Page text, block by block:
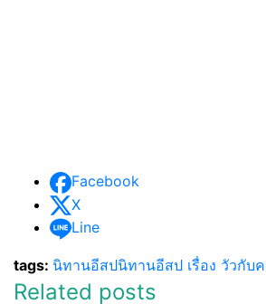
Facebook
X
Line
tags: นิทานอีสปนิทานอีสป เรื่อง วัวกับ
Related posts